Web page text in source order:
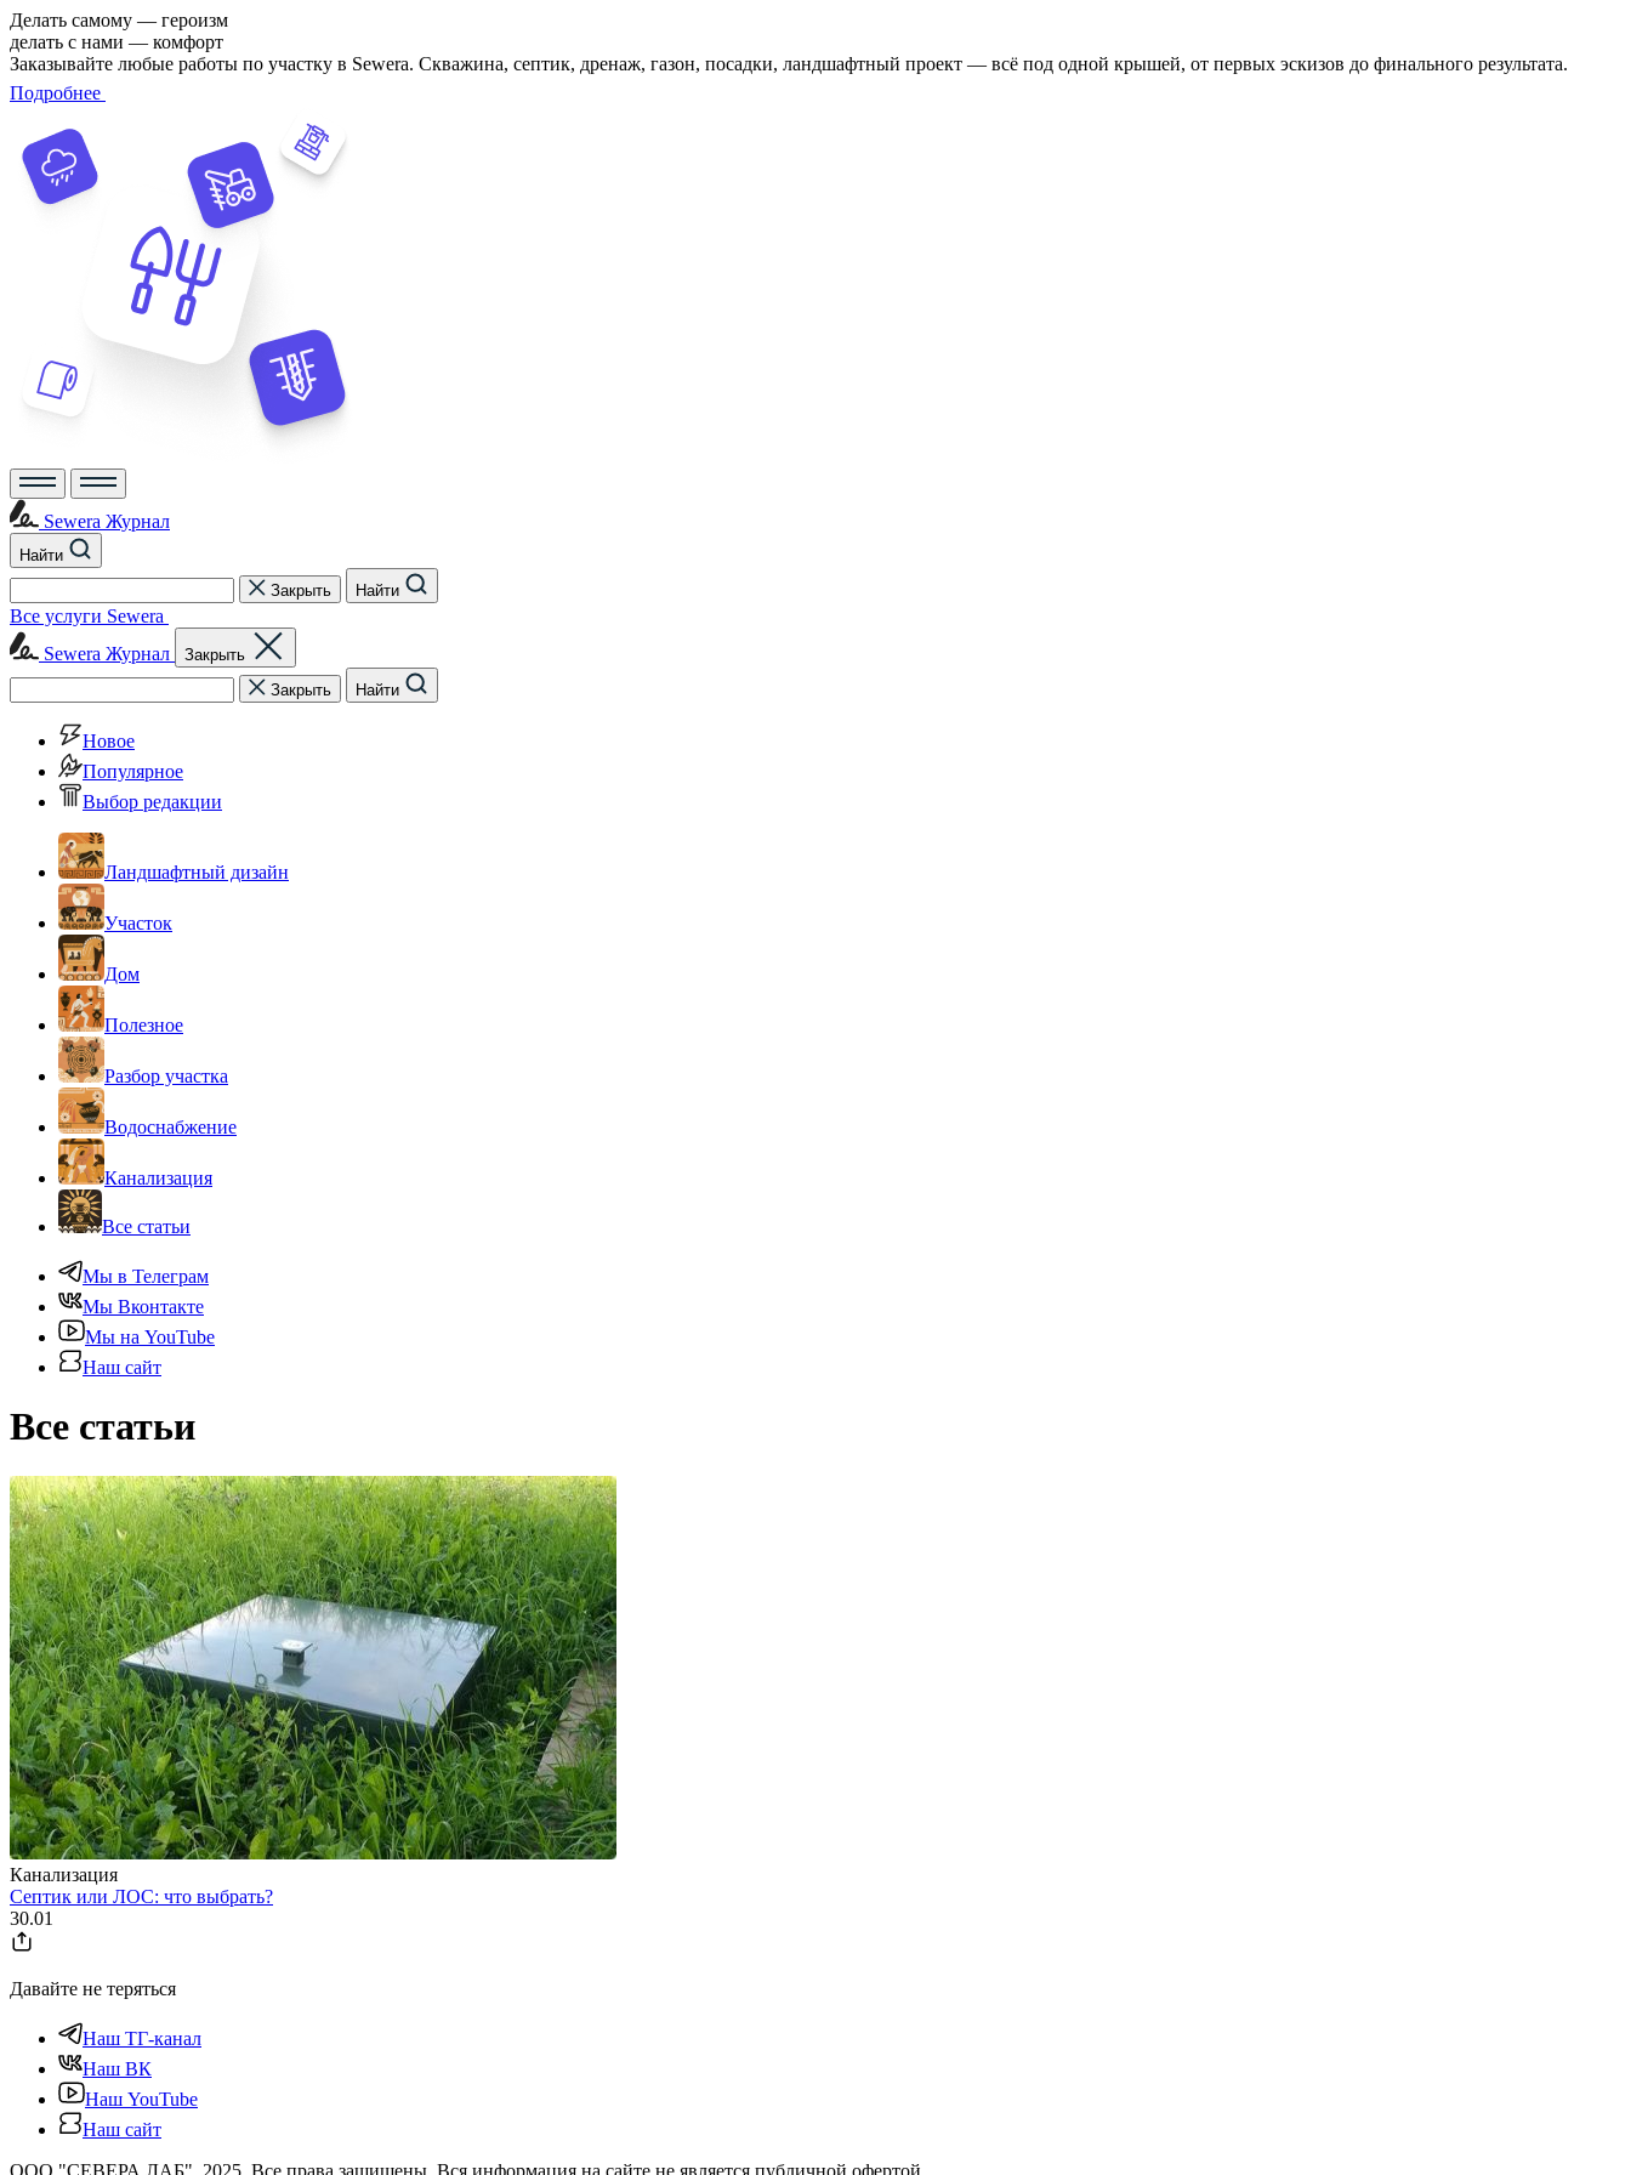
Делать самому — героизм
делать с нами — комфорт
Заказывайте любые работы по участку в Sewera. Скважина, септик, дренаж, газон, посадки, ландшафтный проект — всё под одной крышей, от первых эскизов до финального результата.
Подробнее
Sewera Журнал
Найти
Закрыть
Найти
Все услуги Sewera
Sewera Журнал
Закрыть
Закрыть
Найти
Новое
Популярное
Выбор редакции
Ландшафтный дизайн
Участок
Дом
Полезное
Разбор участка
Водоснабжение
Канализация
Все статьи
Мы в Телеграм
Мы Вконтакте
Мы на YouTube
Наш сайт
Все статьи
Канализация
Септик или ЛОС: что выбрать?
30.01
Давайте не теряться
Наш ТГ-канал
Наш ВК
Наш YouTube
Наш сайт
ООО "СЕВЕРА ЛАБ", 2025. Все права защищены. Вся информация на сайте не является публичной офертой.